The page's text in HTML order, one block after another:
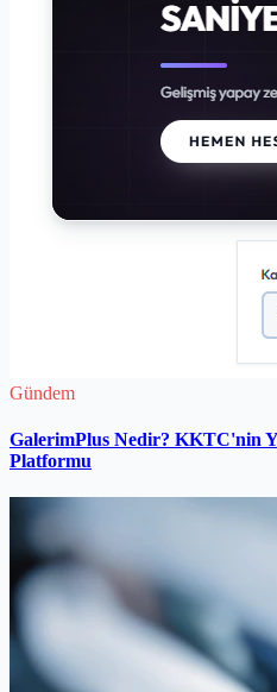
Gündem
GalerimPlus Nedir? KKTC'nin
Platformu